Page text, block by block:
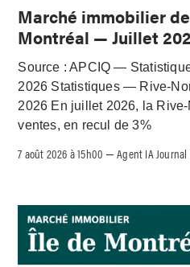
Marché immobilier
Montréal — Juillet
Source : APCIQ —
2026 Statistiques — Rive-
2026 En juillet 2026, la
ventes, en recul de 3%
7 août 2026 à 15h00 –Agent IA Journal